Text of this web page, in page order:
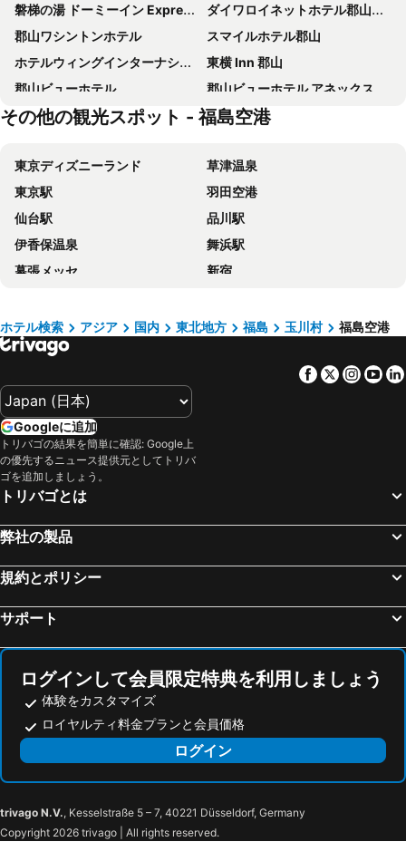
磐梯の湯 ドーミーイン Express 郡山
ダイワロイネットホテル郡山駅前
郡山ワシントンホテル
スマイルホテル郡山
ホテルウィングインターナショナル須賀川
東横 Inn 郡山
郡山ビューホテル
郡山ビューホテル アネックス
チサン ホテル 郡山
コンフォートホテル郡山
アパホテル〈郡山駅前〉
Hotel Global View Koriyama
セントラルホテル
ホテルハマツ
HOTEL R9 The Yard Yabuki
郡山シティホテル
ホテルサンルート須賀川
ダイワロイネットホテル郡山駅前
Hotel Bypass (Adult Only)
ホテル虎屋＜須賀川＞
鏡石第一ホテル
ホテルロイヤル郡山
バーデン
Smile Hotel koriyama - Vacation STAY 61210v
Smile Hotel koriyama - Vacation STAY 61106v
Smile Hotel koriyama - Vacation STAY 48102v
その他の観光スポット - 福島空港
東京ディズニーランド
草津温泉
東京駅
羽田空港
仙台駅
品川駅
伊香保温泉
舞浜駅
幕張メッセ
新宿
上野駅
鬼怒川温泉
新潟駅
浅草駅
海浜幕張駅
東京ドームシティ
新橋駅
浜松町駅
千葉駅
川崎駅
秋葉原駅
渋谷駅
五反田駅
蔵王温泉
吉祥寺駅
宇都宮駅
立川駅
さいたまスーパーアリーナ
福島空港
母畑温泉
ホテル検索 アジア 国内 東北地方 福島 玉川村 福島空港
Facebook
Twitter
Googleに追加
トリバゴの結果を簡単に確認: Google上
の優先するニュース提供元としてトリバ
ゴを追加しましょう。
トリバゴとは
弊社の製品
規約とポリシー
サポート
ログインして会員限定特典を利用しましょう
体験をカスタマイズ
ロイヤルティ料金プランと会員価格
ログイン
trivago N.V., Kesselstraße 5 – 7, 40221 Düsseldorf, Germany
Copyright 2026 trivago | All rights reserved.